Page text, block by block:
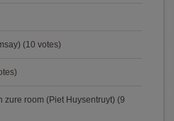
(10 votes)
room (Piet Huysentruyt) (9